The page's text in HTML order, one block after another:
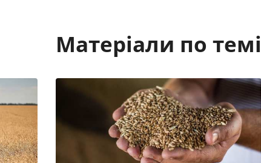
Матеріали по темі